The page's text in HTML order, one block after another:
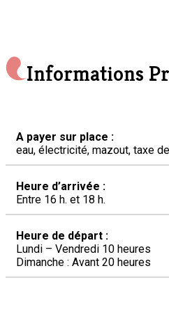
Informations
A payer sur place :
eau, électricité, mazout, taxe
Heure d’arrivée :
Entre 16 h. et 18 h.
Heure de départ :
Lundi – Vendredi 10 heures
Dimanche : Avant 20 heures